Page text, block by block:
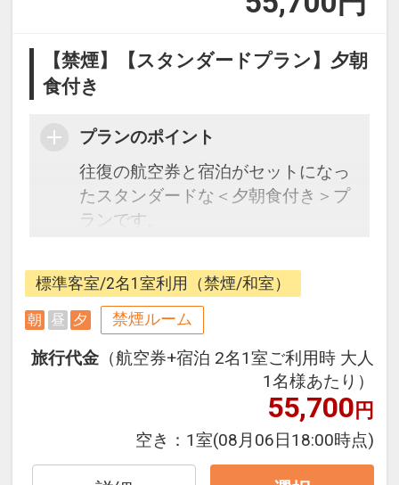
1,100円
【禁煙】【スタンダードプラン】夕朝
食付き
プランのポイント
往復の航空券と宿泊がセットになっ
たスタンダードな＜夕朝食付き＞プ
ランです。
できるダイナミックパッケージだか
ら、一都市滞在はもちろん周遊旅行
にも最適！
旅行期間中の1泊だけの宿泊や延
泊・飛び泊なども自由自在です。
フライトは、安心のJAL（または
JALグループ）確約！フライトマイ
ル50%貯まります。
オプションでレンタカーや現地交
標準客室/2名1室利用（禁煙/和室）
朝 昼 夕 禁煙ルーム
旅行代金 （航空券+宿泊 2名1室ご利用時 大人
1名様あたり）
55,700円
空き： 1室(08月06日18:00時点)